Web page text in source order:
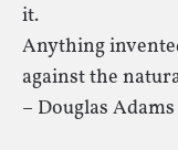
it.
Anything
against the
– Douglas Adams